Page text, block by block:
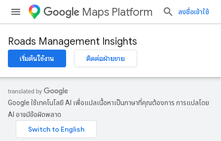
Maps Platform ลงชื่อเข้าใช้
Roads Management Insights
เริ่มต้นใช้งาน ติดต่อฝ่ายขาย
Google ใช้เทคโนโลยี AI เพื่อแปลเนื้อหาเป็นภาษาที่คุณต้องการ การแปลโดย
AI อาจมีข้อผิดพลาด